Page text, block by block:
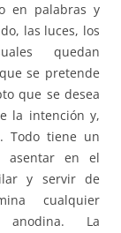
en palabras y
las luces, los
quedan
se pretende
que se desea
la intención y,
Todo tiene un
asentar en el
y servir de
cualquier
La